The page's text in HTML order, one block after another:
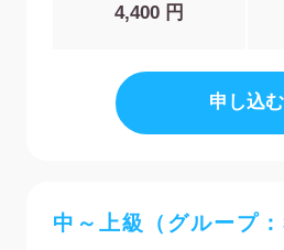
4,400 円
申し込む
中～上級（グループ：